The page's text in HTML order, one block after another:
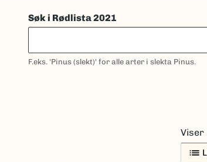
Søk i Rødlista 2021
F.eks. 'Pinus (slekt)' for alle arter i slekta Pinus.
Viser
list